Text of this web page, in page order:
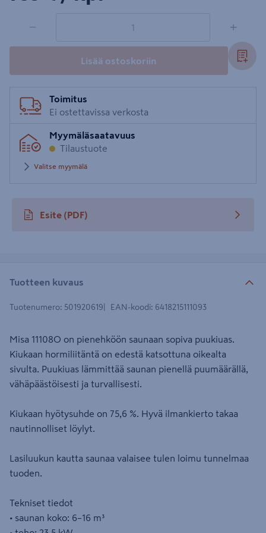
− +
Lisää ostoskoriin
Toimitus
Ei ostettavissa verkosta
Myymäläsaatavuus
Tilaustuote
Valitse myymälä
Esite (PDF)
avautuu uuteen välilehteen
Tuotteen kuvaus
Tuotenumero: 501920619 EAN-koodi: 6418215111093
Misa 11108O on pienehköön saunaan sopiva puukiuas.
Kiukaan hormiliitäntä on edestä katsottuna oikealta
sivulta. Puukiuas lämmittää saunan pienellä puumäärällä,
vähäpäästöisesti ja turvallisesti.
Kiukaan hyötysuhde on 75,6 %. Hyvä ilmankierto takaa
nautinnolliset löylyt.
Lasiluukun kautta saunaa valaisee tulen loimu tunnelmaa
tuoden.
Tekniset tiedot
• saunan koko: 6–16 m³